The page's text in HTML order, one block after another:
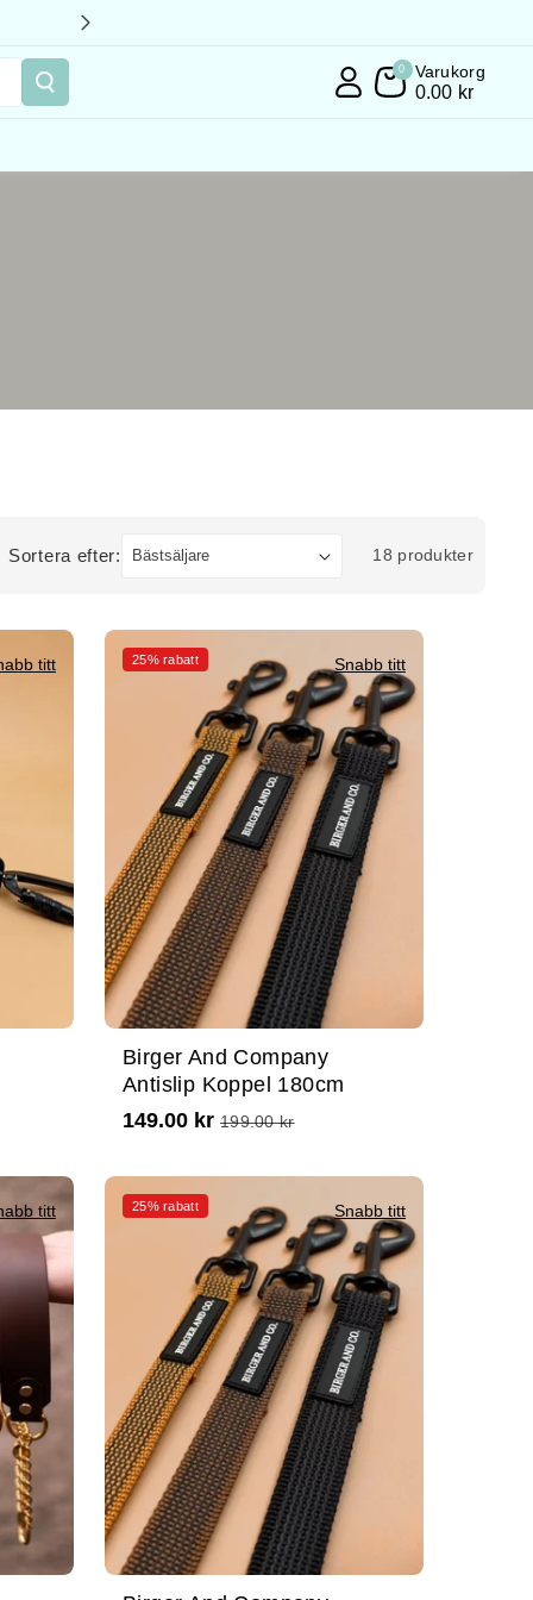
0 Varukorg
0.00 kr
Sortera efter: 18 produkter
titt 25% rabatt Snabb titt
Birger And Company
Antislip Koppel 180cm
149.00 kr 199.00 kr
titt 25% rabatt Snabb titt